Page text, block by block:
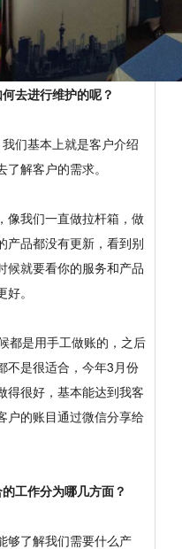
去进行维护的呢？
们基本上就是客户介绍
解客户的需求。
像我们一直做拉杆箱，做
产品都没有更新，看到别
候就要看你的服务和产品
。
都是用手工做账的，之后
不是很适合，今年3月份
得很好，基本能达到我客
户的账目通过微信分享给
工作分为哪几方面？
够了解我们需要什么产